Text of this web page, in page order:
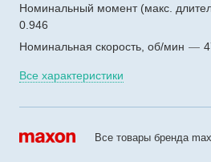
Номинальный момент (макс.
0.946
Номинальная скорость, об/мин —
Все характеристики
Все товары бренда